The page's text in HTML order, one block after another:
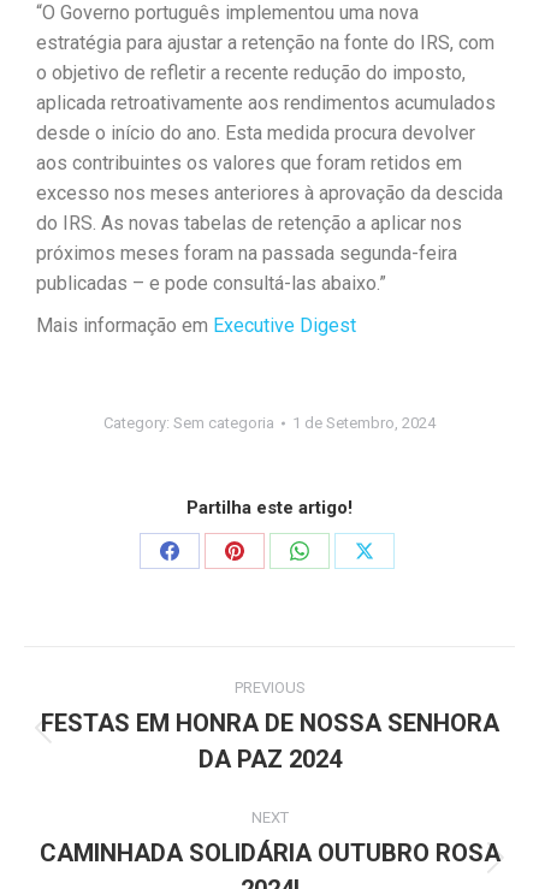
“O Governo português implementou uma nova
estratégia para ajustar a retenção na fonte do IRS, com
o objetivo de refletir a recente redução do imposto,
aplicada retroativamente aos rendimentos acumulados
desde o início do ano. Esta medida procura devolver
aos contribuintes os valores que foram retidos em
excesso nos meses anteriores à aprovação da descida
do IRS. As novas tabelas de retenção a aplicar nos
próximos meses foram na passada segunda-feira
publicadas – e pode consultá-las abaixo.”
Mais informação em Executive Digest
Category: Sem categoria 1 de Setembro, 2024
Partilha este artigo!
PREVIOUS
FESTAS EM HONRA DE NOSSA SENHORA
DA PAZ 2024
NEXT
CAMINHADA SOLIDÁRIA OUTUBRO ROSA